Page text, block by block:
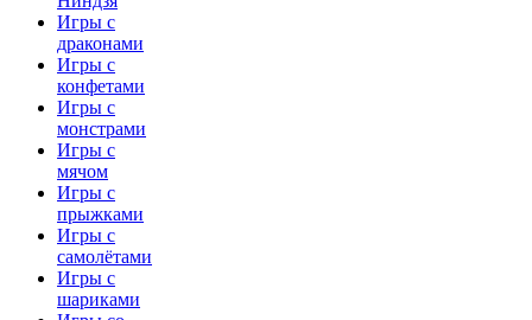
Игры с
драконами
Игры с
конфетами
Игры с
монстрами
Игры с
мячом
Игры с
прыжками
Игры с
самолётами
Игры с
шариками